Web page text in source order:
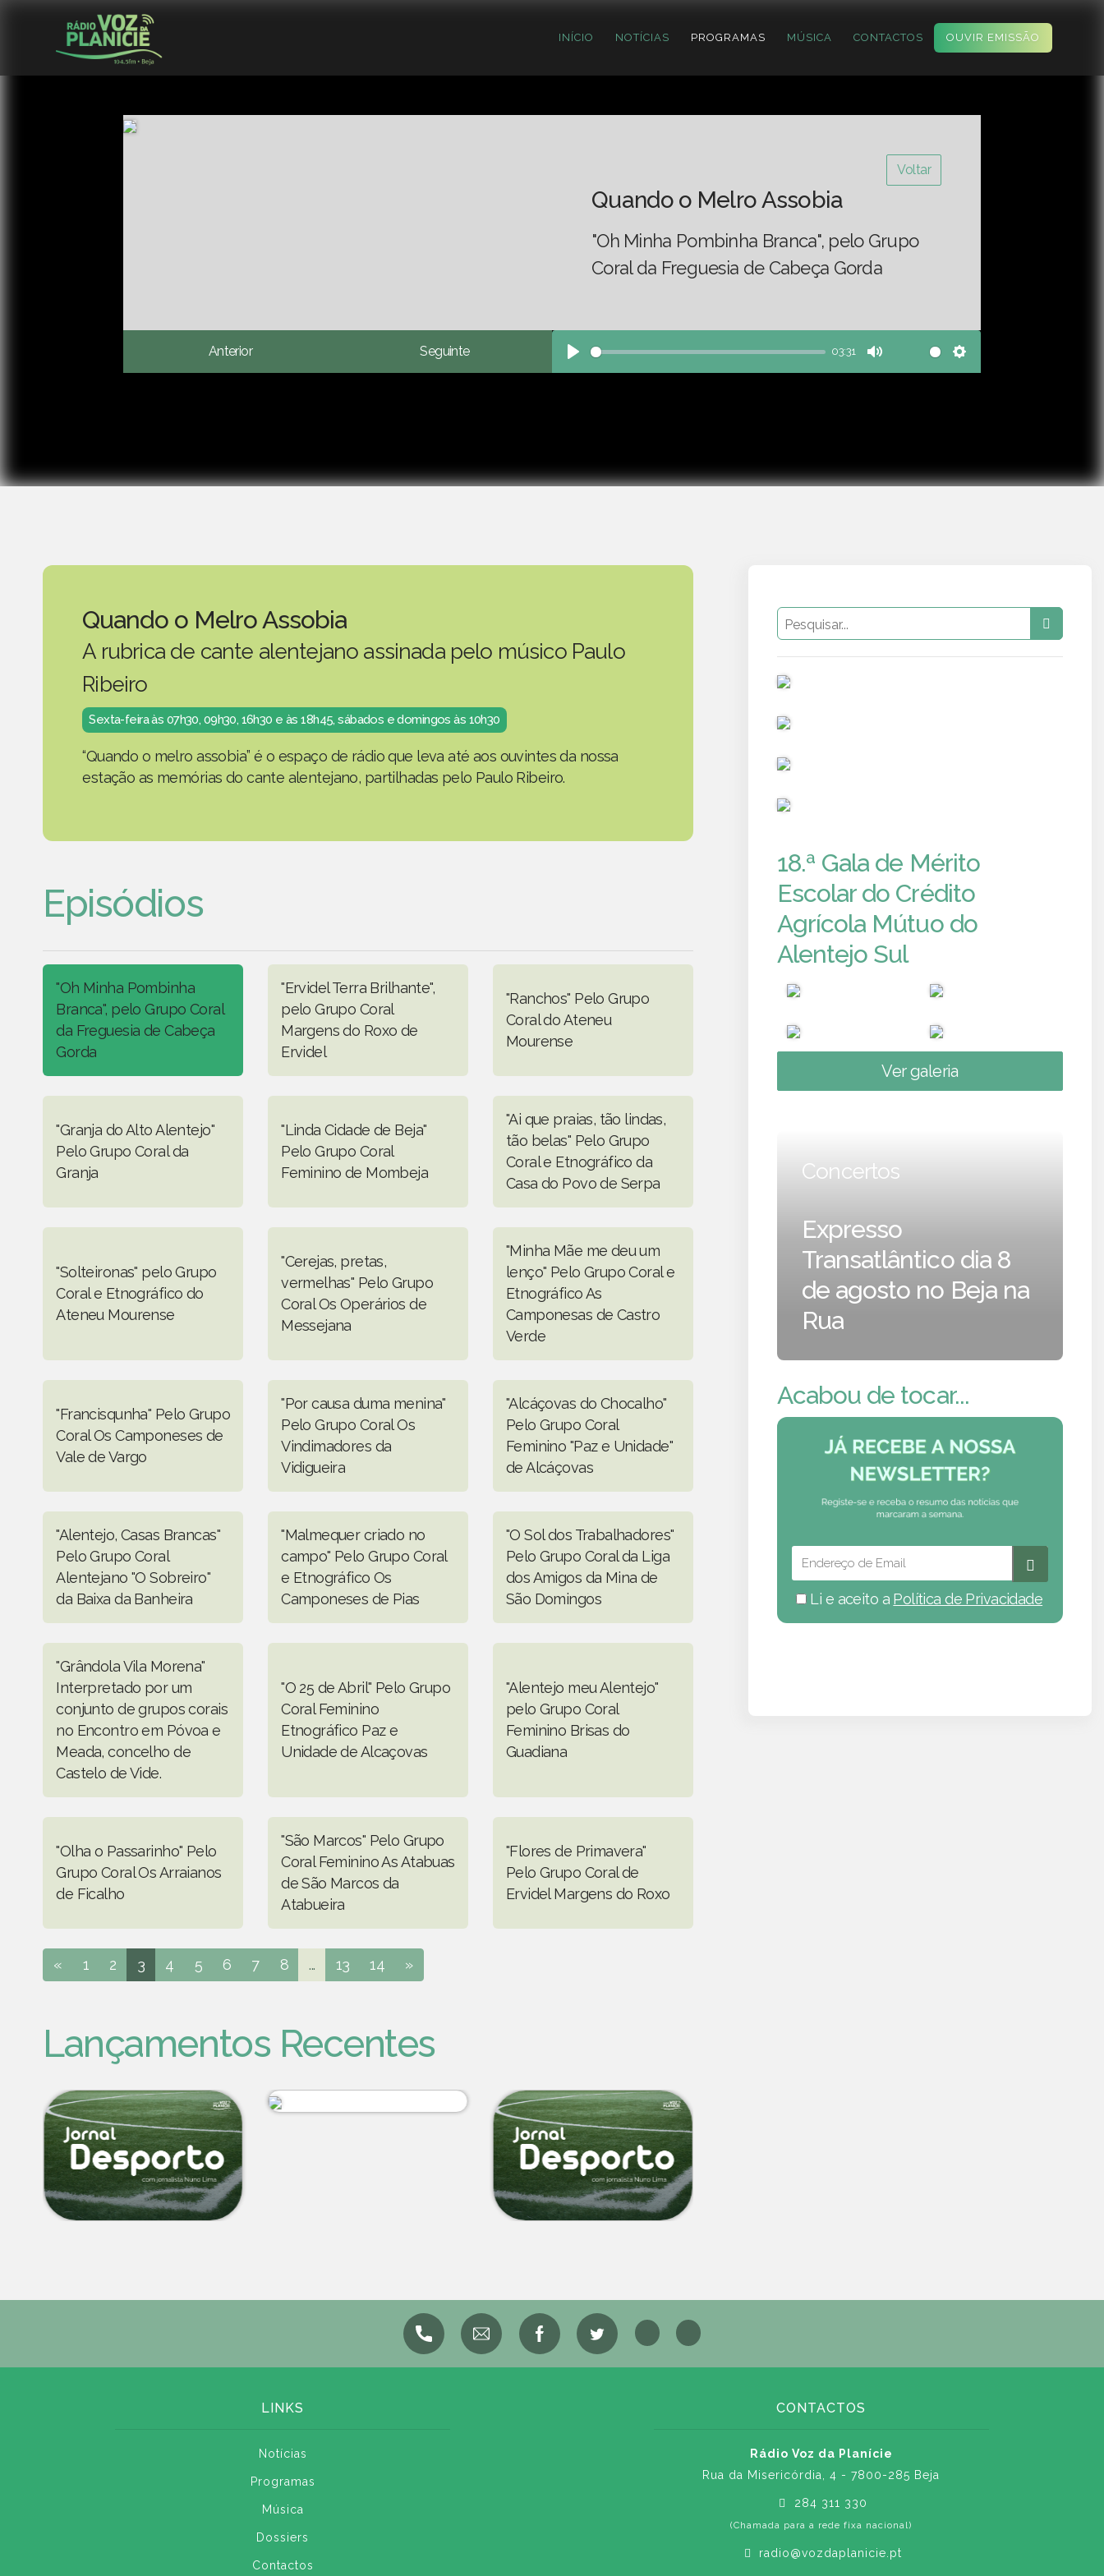
INÍCIO NOTÍCIAS PROGRAMAS MÚSICA CONTACTOS OUVIR EMISSÃO
Voltar
Quando o Melro Assobia
"Oh Minha Pombinha Branca", pelo Grupo
Coral da Freguesia de Cabeça Gorda
Anterior Seguinte
Play
03:31
Mute Settings
Quando o Melro Assobia
A rubrica de cante alentejano assinada pelo músico Paulo
Ribeiro
Sexta-feira às 07h30, 09h30, 16h30 e às 18h45, sábados e domingos às 10h30
“Quando o melro assobia” é o espaço de rádio que leva até aos ouvintes da nossa
estação as memórias do cante alentejano, partilhadas pelo Paulo Ribeiro.
Episódios
"Oh Minha Pombinha
Branca", pelo Grupo Coral
da Freguesia de Cabeça
Gorda
"Ervidel Terra Brilhante",
pelo Grupo Coral
Margens do Roxo de
Ervidel
"Ranchos" Pelo Grupo
Coral do Ateneu
Mourense
"Granja do Alto Alentejo"
Pelo Grupo Coral da
Granja
"Linda Cidade de Beja"
Pelo Grupo Coral
Feminino de Mombeja
"Ai que praias, tão lindas,
tão belas" Pelo Grupo
Coral e Etnográfico da
Casa do Povo de Serpa
"Solteironas" pelo Grupo
Coral e Etnográfico do
Ateneu Mourense
"Cerejas, pretas,
vermelhas" Pelo Grupo
Coral Os Operários de
Messejana
"Minha Mãe me deu um
lenço" Pelo Grupo Coral e
Etnográfico As
Camponesas de Castro
Verde
"Francisqunha" Pelo Grupo
Coral Os Camponeses de
Vale de Vargo
"Por causa duma menina"
Pelo Grupo Coral Os
Vindimadores da
Vidigueira
"Alcáçovas do Chocalho"
Pelo Grupo Coral
Feminino "Paz e Unidade"
de Alcáçovas
"Alentejo, Casas Brancas"
Pelo Grupo Coral
Alentejano "O Sobreiro"
da Baixa da Banheira
"Malmequer criado no
campo" Pelo Grupo Coral
e Etnográfico Os
Camponeses de Pias
"O Sol dos Trabalhadores"
Pelo Grupo Coral da Liga
dos Amigos da Mina de
São Domingos
"Grândola Vila Morena"
Interpretado por um
conjunto de grupos corais
no Encontro em Póvoa e
Meada, concelho de
Castelo de Vide.
"O 25 de Abril" Pelo Grupo
Coral Feminino
Etnográfico Paz e
Unidade de Alcaçovas
"Alentejo meu Alentejo"
pelo Grupo Coral
Feminino Brisas do
Guadiana
"Olha o Passarinho" Pelo
Grupo Coral Os Arraianos
de Ficalho
"São Marcos" Pelo Grupo
Coral Feminino As Atabuas
de São Marcos da
Atabueira
"Flores de Primavera"
Pelo Grupo Coral de
Ervidel Margens do Roxo
« 1 2 3 4 5 6 7 8 ... 13 14 »
Lançamentos Recentes
18.ª Gala de Mérito
Escolar do Crédito
Agrícola Mútuo do
Alentejo Sul
Ver galeria
Concertos
Expresso
Transatlântico dia 8
de agosto no Beja na
Rua
Acabou de tocar...
Li e aceito a Política de Privacidade
LINKS
Notícias
Programas
Música
Dossiers
Contactos
CONTACTOS
Rádio Voz da Planície
Rua da Misericórdia, 4 - 7800-285 Beja
284 311 330
(Chamada para a rede fixa nacional)
radio@vozdaplanicie.pt